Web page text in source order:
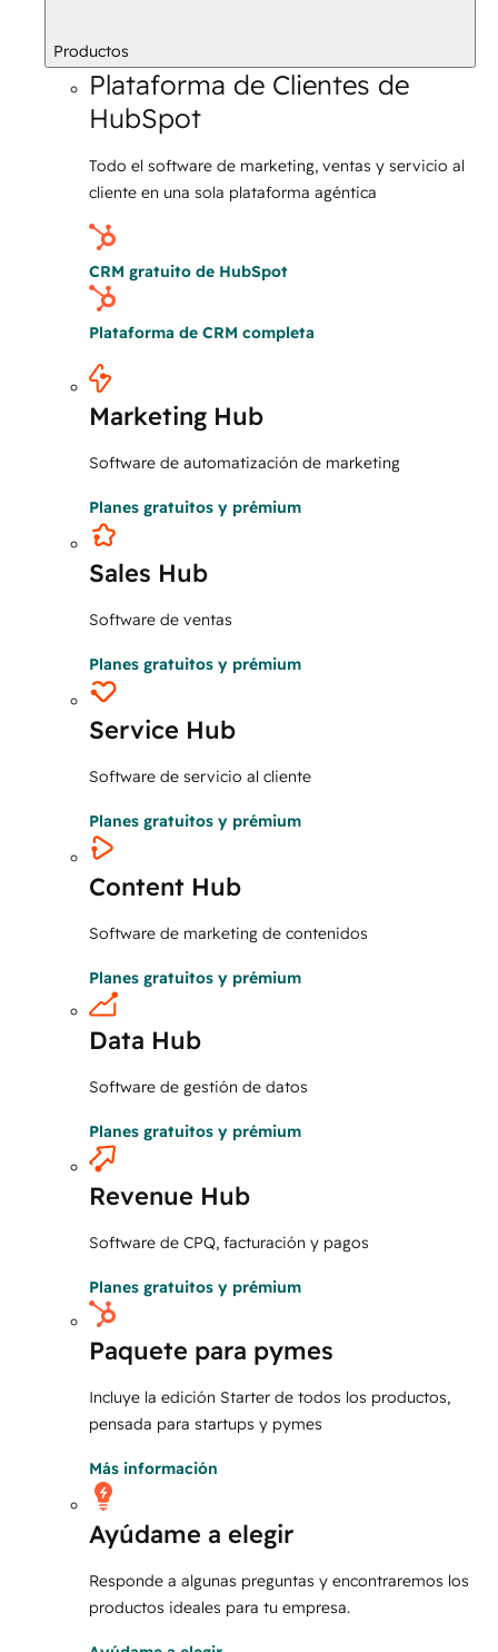
Productos
Plataforma de Clientes de
HubSpot
Todo el software de marketing, ventas y servicio al
cliente en una sola plataforma agéntica
CRM gratuito de HubSpot
Plataforma de CRM completa
Marketing Hub
Software de automatización de marketing
Planes gratuitos y prémium
Sales Hub
Software de ventas
Planes gratuitos y prémium
Service Hub
Software de servicio al cliente
Planes gratuitos y prémium
Content Hub
Software de marketing de contenidos
Planes gratuitos y prémium
Data Hub
Software de gestión de datos
Planes gratuitos y prémium
Revenue Hub
Software de CPQ, facturación y pagos
Planes gratuitos y prémium
Paquete para pymes
Incluye la edición Starter de todos los productos,
pensada para startups y pymes
Más información
Ayúdame a elegir
Responde a algunas preguntas y encontraremos los
productos ideales para tu empresa.